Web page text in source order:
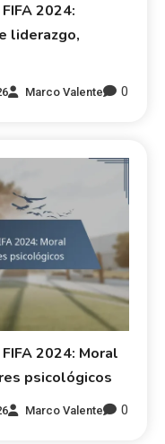
2024:
liderazgo,
Marco Valente 0
2024: Moral
psicológicos
Marco Valente 0